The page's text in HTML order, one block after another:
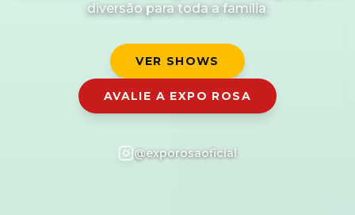
diversão para toda a família.
VER SHOWS
AVALIE A EXPO ROSA
@exporosaoficial